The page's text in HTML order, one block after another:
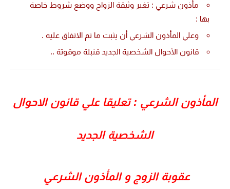
مأذون شرعي : تغير وثيقة الزواج ووضع شروط خاصة
بها :
وعلي المأذون الشرعي أن يثبت ما تم الاتفاق عليه .
قانون الأحوال الشخصية الجديد قنبلة موقوتة ..
المأذون الشرعي : تعليقا علي قانون الاحوال
الشخصية الجديد
عقوبة الزوج و المأذون الشرعي